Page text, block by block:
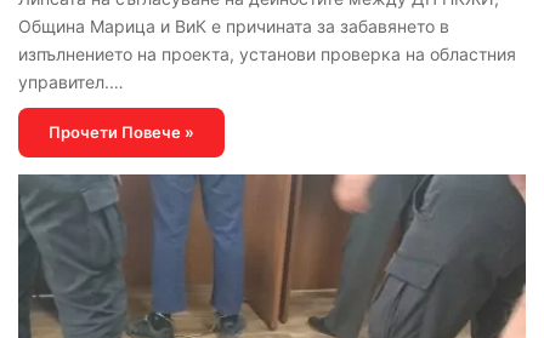
Община Марица и ВиК е причината за забавянето в
изпълнението на проекта, установи проверка на областния
управител.…
Прочети Повече »